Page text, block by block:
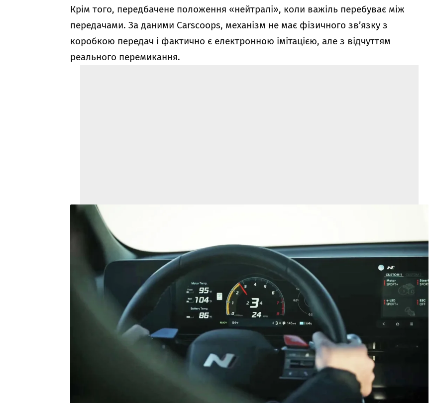
Крім того, передбачене положення «нейтралі», коли важіль перебуває між
передачами. За даними Carscoops, механізм не має фізичного зв’язку з
коробкою передач і фактично є електронною імітацією, але з відчуттям
реального перемикання.